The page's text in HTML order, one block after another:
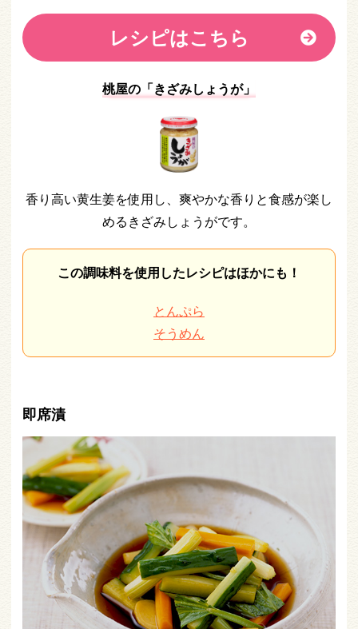
レシピはこちら
桃屋の「きざみしょうが」
香り高い黄生姜を使用し、爽やかな香りと食感が楽し
めるきざみしょうがです。
この調味料を使用したレシピはほかにも！
とんぷら
そうめん
即席漬